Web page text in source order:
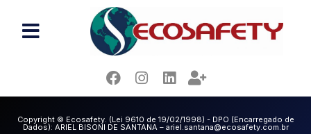
RAFAEL XAVIER BITENCOURT
Copyright © Ecosafety. (Lei 9610 de 19/02/1998) - DPO (Encarregado de
Dados): ARIEL BISONI DE SANTANA – ariel.santana@ecosafety.com.br